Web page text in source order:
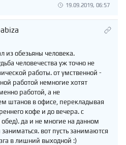
19.09.2019, 06:57
из обезьяны человека.
человечества уж точно не
работы. от умственной -
работой немногие хотят
работой, а не
штанов в офисе, перекладывая
кофе и до вечера. с
да и не многие на данном
заниматься. вот пусть занимаются
в лишний выходной :)